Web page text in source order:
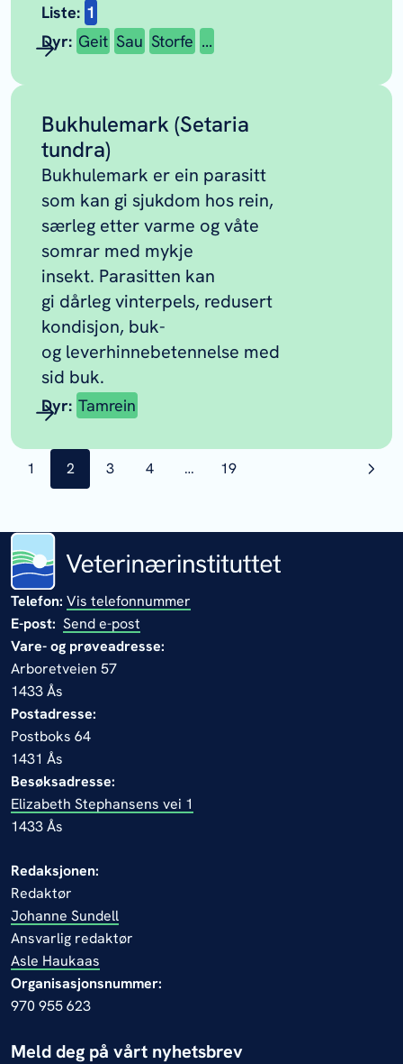
Liste: 1
Dyr: Geit Sau Storfe ...
Bukhulemark (Setaria
tundra)
Bukhulemark er ein parasitt
som kan gi sjukdom hos rein,
særleg etter varme og våte
somrar med mykje
insekt. Parasitten kan
gi dårleg vinterpels, redusert
kondisjon, buk-
og leverhinnebetennelse med
sid buk.
Dyr: Tamrein
side
1 side
2 side
3 side
4 … side
19
Telefon: Vis telefonnummer
E-post: Send e-post
Vare- og prøveadresse:
Arboretveien 57
1433 Ås
Postadresse:
Postboks 64
1431 Ås
Besøksadresse:
Elizabeth Stephansens vei 1
1433 Ås
Redaksjonen:
Redaktør
Johanne Sundell
Ansvarlig redaktør
Asle Haukaas
Organisasjonsnummer:
970 955 623
Meld deg på vårt nyhetsbrev